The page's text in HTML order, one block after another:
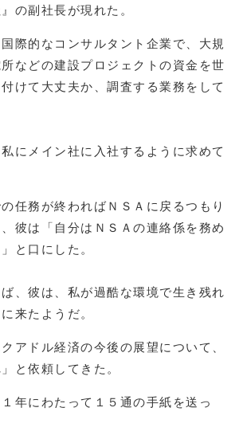
の副社長が現れた。
際的なコンサルタント企業で、大規
などの建設プロジェクトの資金を世
けて大丈夫か、調査する業務をして
にメイン社に入社するように求めて
任務が終わればＮＳＡに戻るつもり
彼は「自分はＮＳＡの連絡係を務め
と口にした。
、彼は、私が過酷な環境で生き残れ
来たようだ。
アドル経済の今後の展望について、
と依頼してきた。
年にわたって１５通の手紙を送っ